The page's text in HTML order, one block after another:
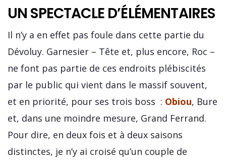
UN SPECTACLE D’ÉLÉMENTAIRES
Il n’y a en effet pas foule dans cette partie du
Dévoluy. Garnesier – Tête et, plus encore, Roc –
ne font pas partie de ces endroits plébiscités
par le public qui vient dans le massif souvent,
et en priorité, pour ses trois boss : Obiou, Bure
et, dans une moindre mesure, Grand Ferrand.
Pour dire, en deux fois et à deux saisons
distinctes, je n’y ai croisé qu’un couple de